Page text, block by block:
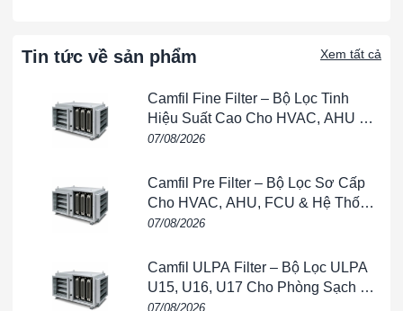
Công tắc áp suất tiết kiệm, dải điểm cài đặt
120 psi (207-827 kPa).
Từ khóa: SERIES A1PS/A1VS – CÔNG TẮC ÁP SUẤT, SERIES
A1PS/A1VS – CÔNG TẮC ÁP SUẤT, SERIES A1PS/A1VS –
CÔNG TẮC ÁP SUẤT,SERIES A1PS/A1VS – CÔNG TẮC ÁP
A1PS/A1VS – CÔNG TẮC ÁP SUẤT, SERIES A1PS/A1VS –
CÔNG TẮC ÁP SUẤT, SERIES A1PS/A1VS – CÔNG TẮC ÁP
Tin tức về sản phẩm Xem tất cả
Camfil Fine Filter – Bộ Lọc Tinh
Hiệu Suất Cao Cho HVAC, AHU &
Phòng Sạch
07/08/2026
Camfil Pre Filter – Bộ Lọc Sơ Cấp
Cho HVAC, AHU, FCU & Hệ Thống
Thông Gió
07/08/2026
Camfil ULPA Filter – Bộ Lọc ULPA
U15, U16, U17 Cho Phòng Sạch &
Bán Dẫn
07/08/2026